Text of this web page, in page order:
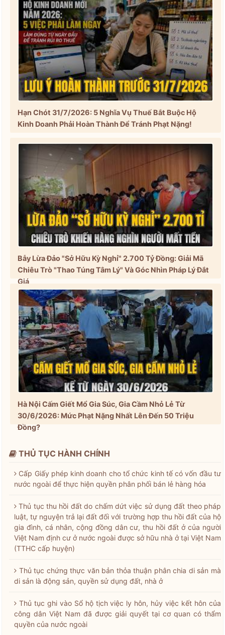
Hạn Chót 31/7/2026: 5 Nghĩa Vụ Thuế Bắt Buộc Hộ
Kinh Doanh Phải Hoàn Thành Để Tránh Phạt Nặng!
Bẫy Lừa Đảo "Sở Hữu Kỳ Nghỉ" 2.700 Tỷ Đồng: Giải Mã
Chiêu Trò "Thao Túng Tâm Lý" Và Góc Nhìn Pháp Lý Đắt
Giá
Hà Nội Cấm Giết Mổ Gia Súc, Gia Cầm Nhỏ Lẻ Từ
30/6/2026: Mức Phạt Nặng Nhất Lên Đến 50 Triệu
Đồng?
THỦ TỤC HÀNH CHÍNH
Cấp Giấy phép kinh doanh cho tổ chức kinh tế có vốn đầu tư
nước ngoài để thực hiện quyền phân phối bán lẻ hàng hóa
Thủ tục thu hồi đất do chấm dứt việc sử dụng đất theo pháp
luật, tự nguyện trả lại đất đối với trường hợp thu hồi đất của hộ
gia đình, cá nhân, cộng đồng dân cư, thu hồi đất ở của người
Việt Nam định cư ở nước ngoài được sở hữu nhà ở tại Việt Nam
(TTHC cấp huyện)
Thủ tục chứng thực văn bản thỏa thuận phân chia di sản mà
di sản là động sản, quyền sử dụng đất, nhà ở
Thủ tục ghi vào Sổ hộ tịch việc ly hôn, hủy việc kết hôn của
công dân Việt Nam đã được giải quyết tại cơ quan có thẩm
quyền của nước ngoài